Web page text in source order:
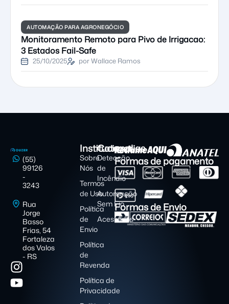
AUTOMAÇÃO PARA AGRONEGÓCIO
Monitoramento Remoto para Pivo de Irrigacao:
3 Estados Fail-Safe
25/10/2025 por Wallace Ramos
(55)
99126
-
3243
Rua
Jorge
Basso
Frias, 54
Fortaleza
dos Valos
- RS
Institucional
Sobre
Nós
Termos
de Uso
Política
de
Envio
Política
de
Revenda
Política de
Privacidade
Categorias
Detecção
de
Incêndio
Automação
Sem Fio
Acessórios
Formas de pagamento
Formas de Envio